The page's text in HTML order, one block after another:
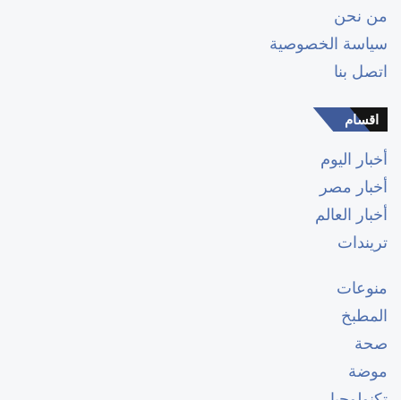
من نحن
سياسة الخصوصية
اتصل بنا
اقسام
أخبار اليوم
أخبار مصر
أخبار العالم
تريندات
منوعات
المطبخ
صحة
موضة